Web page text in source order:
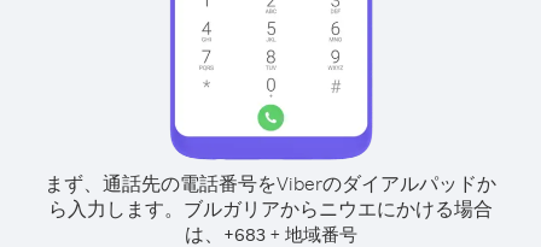
まず、通話先の電話番号をViberのダイアルパッドか
ら入力します。 ブルガリアからニウエにかける場合
は、
+683+ 地域番号